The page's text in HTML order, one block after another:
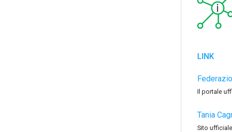
LINK
Il portale
Tania
Sito ufficiale